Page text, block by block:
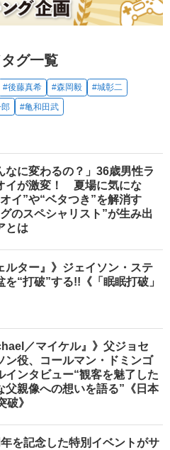
グ一覧
#後藤真希 #森岡毅
#城彰二
#亀和田武
なに変わるの？」36歳男性ラ
イが激変！ 夏場に気にな
イ”や“ベタつき”を解消す
のスペシャリスト”が生み出
とは
ルター』》ジェイソン・ステ
を“打破”する!!《「眠眠打破」
／マイケル』》父ジョセ
ン役、コールマン・ドミンゴ
インタビュー“観客を魅了した
父親像への想いを語る”《日本
破》
を記念した特別イベントがサ